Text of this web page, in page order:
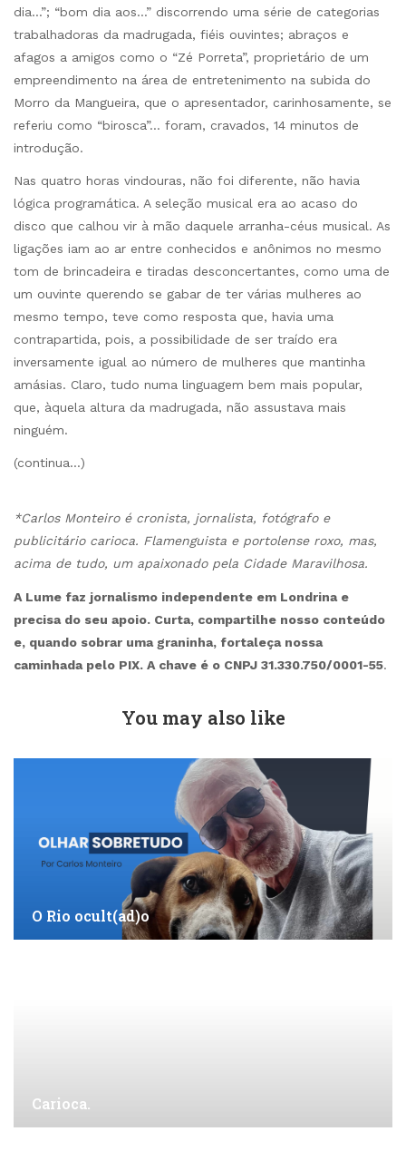
dia…”; “bom dia aos…” discorrendo uma série de categorias
trabalhadoras da madrugada, fiéis ouvintes; abraços e
afagos a amigos como o “Zé Porreta”, proprietário de um
empreendimento na área de entretenimento na subida do
Morro da Mangueira, que o apresentador, carinhosamente, se
referiu como “birosca”… foram, cravados, 14 minutos de
introdução.
Nas quatro horas vindouras, não foi diferente, não havia
lógica programática. A seleção musical era ao acaso do
disco que calhou vir à mão daquele arranha-céus musical. As
ligações iam ao ar entre conhecidos e anônimos no mesmo
tom de brincadeira e tiradas desconcertantes, como uma de
um ouvinte querendo se gabar de ter várias mulheres ao
mesmo tempo, teve como resposta que, havia uma
contrapartida, pois, a possibilidade de ser traído era
inversamente igual ao número de mulheres que mantinha
amásias. Claro, tudo numa linguagem bem mais popular,
que, àquela altura da madrugada, não assustava mais
ninguém.
(continua…)
*Carlos Monteiro é cronista, jornalista, fotógrafo e
publicitário carioca. Flamenguista e portolense roxo, mas,
acima de tudo, um apaixonado pela Cidade Maravilhosa.
A Lume faz jornalismo independente em Londrina e
precisa do seu apoio. Curta, compartilhe nosso conteúdo
e, quando sobrar uma graninha, fortaleça nossa
caminhada pelo PIX. A chave é o CNPJ 31.330.750/0001-55.
You may also like
O Rio ocult(ad)o
Carioca.